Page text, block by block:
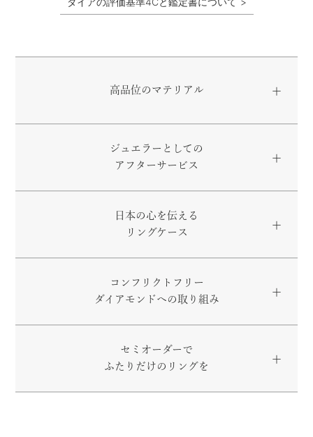
高品位のマテリアル
ジュエラーとしての
アフターサービス
日本の心を伝える
リングケース
コンフリクトフリー
ダイアモンドへの取り組み
セミオーダーで
ふたりだけのリングを